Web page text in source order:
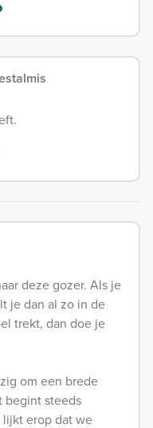
deze gozer. Als je
je dan al zo in de
trekt, dan doe je
om een brede
begint steeds
erop dat we